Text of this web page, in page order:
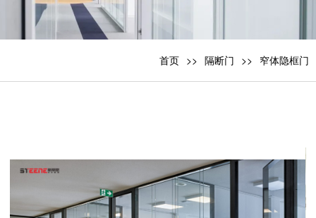
首页 隔断门 窄体隐框门